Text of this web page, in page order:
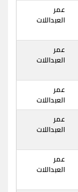
عمر
العبداللات
عمر
العبداللات
عمر
العبداللات
عمر
العبداللات
عمر
العبداللات